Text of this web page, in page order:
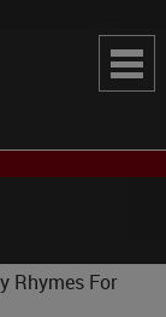
Rhymes For